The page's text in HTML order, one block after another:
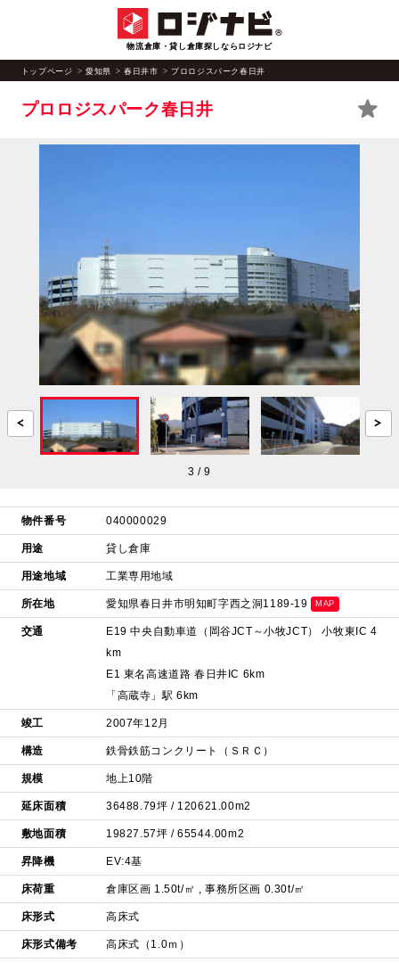
物流倉庫・貸し倉庫探しならロジナビ
トップページ 愛知県 春日井市 プロロジスパーク春日井
3 / 9
プロロジスパーク春日井
物件番号 040000029
用途 貸し倉庫
用途地域 工業専用地域
所在地 愛知県春日井市明知町字西之洞1189-19 MAP
交通
E19 中央自動車道（岡谷JCT～小牧JCT） 小牧東IC 4
km
E1 東名高速道路 春日井IC 6km
「高蔵寺」駅 6km
竣工 2007年12月
構造 鉄骨鉄筋コンクリート（ＳＲＣ）
規模 地上10階
延床面積 36488.79坪 / 120621.00m2
敷地面積 19827.57坪 / 65544.00m2
昇降機 EV:4基
床荷重 倉庫区画 1.50t/㎡ , 事務所区画 0.30t/㎡
床形式 高床式
床形式備考 高床式（1.0ｍ）